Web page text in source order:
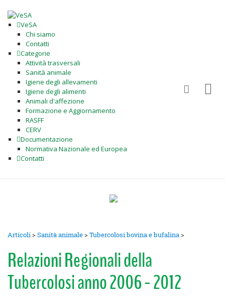
VeSA
Chi siamo
Contatti
Categorie
Attività trasversali
Sanità animale
Igiene degli allevamenti
Igiene degli alimenti
Animali d'affezione
Formazione e Aggiornamento
RASFF
CERV
Documentazione
Normativa Nazionale ed Europea
Contatti
Articoli>Sanità animale>Tubercolosi bovina e bufalina>
Relazioni Regionali della
Tubercolosi anno 2006 - 2012